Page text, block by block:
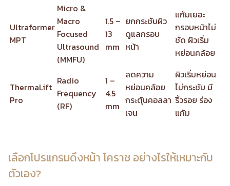
Ultraformer
MPT
Micro &
Macro
Focused
Ultrasound
(MMFU)
1.5 –
13
mm
ยกกระชับผิว
ดูแลกรอบ
หน้า
แก้มเยอะ
กรอบหน้าไม่
ชัด ผิวเริ่ม
หย่อนคล้อย
ThermaLift
Pro
Radio
Frequency
(RF)
1 –
4.5
mm
ลดความ
หย่อนคล้อย
กระตุ้นคอลลา
เจน
ผิวเริ่มหย่อน
ไม่กระชับ มี
ริ้วรอย ร่อง
แก้ม
เลือกโปรแกรมดึงหน้า โคราช อย่างไรให้เหมาะกับ
ตัวเอง?